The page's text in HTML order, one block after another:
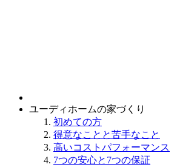
ユーディホームの家づくり
初めての方
得意なことと苦手なこと
高いコストパフォーマンス
7つの安心と7つの保証